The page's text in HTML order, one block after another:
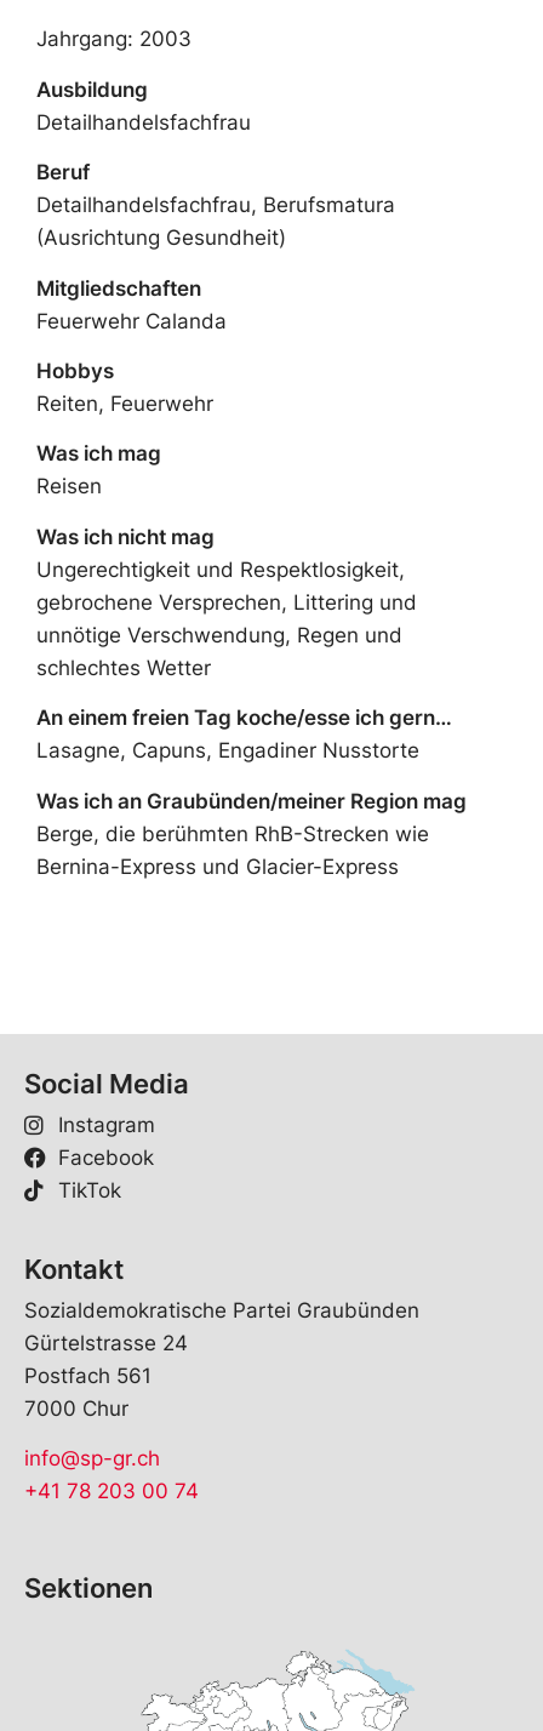
Jahrgang: 2003
Ausbildung
Detailhandelsfachfrau
Beruf
Detailhandelsfachfrau, Berufsmatura
(Ausrichtung Gesundheit)
Mitgliedschaften
Feuerwehr Calanda
Hobbys
Reiten, Feuerwehr
Was ich mag
Reisen
Was ich nicht mag
Ungerechtigkeit und Respektlosigkeit,
gebrochene Versprechen, Littering und
unnötige Verschwendung, Regen und
schlechtes Wetter
An einem freien Tag koche/esse ich gern…
Lasagne, Capuns, Engadiner Nusstorte
Was ich an Graubünden/meiner Region mag
Berge, die berühmten RhB-Strecken wie
Bernina-Express und Glacier-Express
Social Media
Instagram
Facebook
TikTok
Kontakt
Sozialdemokratische Partei Graubünden
Gürtelstrasse 24
Postfach 561
7000 Chur
info@sp-gr.ch
+41 78 203 00 74
Sektionen